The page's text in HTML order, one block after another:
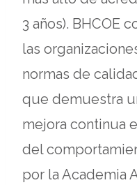
3 años). BHCOE
las
normas de
que demuestra
mejora continua
del
por la Academia